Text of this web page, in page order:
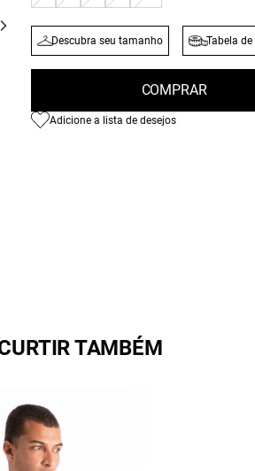
Descubra seu tamanho Tabela
COMPRAR
Adicione a lista de desejos
TAMBÉM